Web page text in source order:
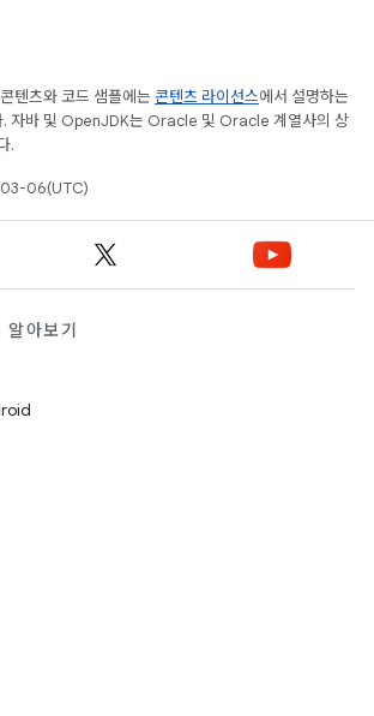
텐츠와 코드 샘플에는 콘텐츠 라이선스에서 설명하는
. 자바 및 OpenJDK는 Oracle 및 Oracle 계열사의 상
.
06(UTC)
아보기